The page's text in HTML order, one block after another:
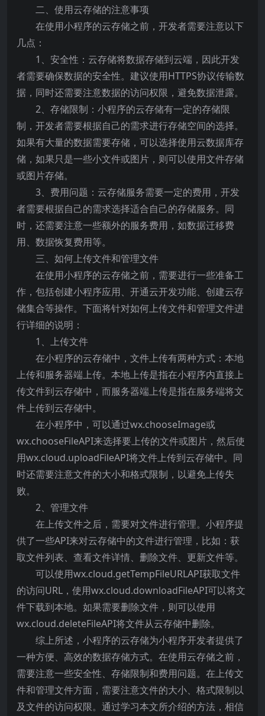
二、使用云存储的注意事项
在使用小程序的云存储之前，开发者需要注意以下
几点：
1、安全性：云存储将数据存储到云端，因此开发
者需要确保数据的安全性。建议使用HTTPS协议传输数
据，同时还需要注意数据的访问权限，避免数据泄露。
2、存储限制：小程序的云存储有一定的存储限
制，开发者需要根据自己的需求进行存储空间的选择。
如果有大量的数据需要存储，可以选择使用云数据库存
储，如果只是一些小文件或图片，则可以使用文件存储
或图片存储。
3、费用问题：云存储服务需要一定的费用，开发
者需要根据自己的需求选择适合自己的存储服务。同
时，还需要注意一些额外的服务费用，如数据迁移费
用、数据恢复费用等。
三、如何上传文件和管理文件
在使用小程序的云存储之前，需要进行一些准备工
作，包括创建小程序应用、开通云开发功能、创建云存
储集合等操作。下面将针对如何上传文件和管理文件进
行详细的说明：
1、上传文件
在小程序的云存储中，文件上传有两种方式：本地
上传和服务器端上传。本地上传是指在小程序内直接上
传文件到云存储中，而服务器端上传是指在服务端将文
件上传到云存储中。
在小程序中，可以通过wx.chooseImage或
wx.chooseFileAPI来选择要上传的文件或图片，然后使
用wx.cloud.uploadFileAPI将文件上传到云存储中。同
时还需要注意文件的大小和格式限制，以避免上传失
败。
2、管理文件
在上传文件之后，需要对文件进行管理。小程序提
供了一些API来对云存储中的文件进行管理，比如：获
取文件列表、查看文件详情、删除文件、更新文件等。
可以使用wx.cloud.getTempFileURLAPI获取文件
的访问URL，使用wx.cloud.downloadFileAPI可以将文
件下载到本地。如果需要删除文件，则可以使用
wx.cloud.deleteFileAPI将文件从云存储中删除。
综上所述，小程序的云存储为小程序开发者提供了
一种方便、高效的数据存储方式。在使用云存储之前，
需要注意一些安全性、存储限制和费用问题。在上传文
件和管理文件方面，需要注意文件的大小、格式限制以
及文件的访问权限。通过学习本文所介绍的方法，相信